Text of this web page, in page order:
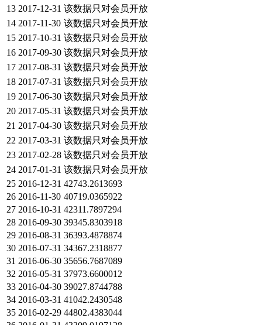
13 2017-12-31 该数据只对会员开放
14 2017-11-30 该数据只对会员开放
15 2017-10-31 该数据只对会员开放
16 2017-09-30 该数据只对会员开放
17 2017-08-31 该数据只对会员开放
18 2017-07-31 该数据只对会员开放
19 2017-06-30 该数据只对会员开放
20 2017-05-31 该数据只对会员开放
21 2017-04-30 该数据只对会员开放
22 2017-03-31 该数据只对会员开放
23 2017-02-28 该数据只对会员开放
24 2017-01-31 该数据只对会员开放
25 2016-12-31 42743.2613693
26 2016-11-30 40719.0365922
27 2016-10-31 42311.7897294
28 2016-09-30 39345.8303918
29 2016-08-31 36393.4878874
30 2016-07-31 34367.2318877
31 2016-06-30 35656.7687089
32 2016-05-31 37973.6600012
33 2016-04-30 39027.8744788
34 2016-03-31 41042.2430548
35 2016-02-29 44802.4383044